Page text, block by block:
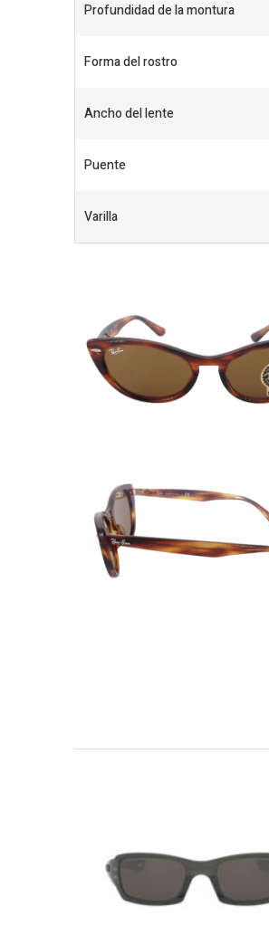
Profundidad de la montura
Forma del rostro
Ancho del lente
Puente
Varilla